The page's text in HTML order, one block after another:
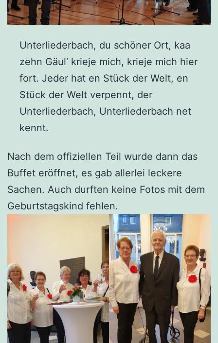
Unterliederbach, du schöner Ort, kaa
zehn Gäul‘ krieje mich, krieje mich hier
fort. Jeder hat en Stück der Welt, en
Stück der Welt verpennt, der
Unterliederbach, Unterliederbach net
kennt.
Nach dem offiziellen Teil wurde dann das
Buffet eröffnet, es gab allerlei leckere
Sachen. Auch durften keine Fotos mit dem
Geburtstagskind fehlen.